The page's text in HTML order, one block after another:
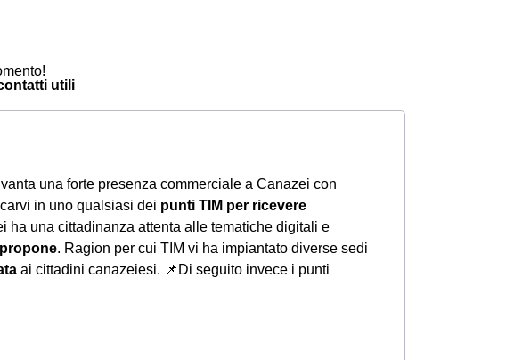
utili
vanta una forte presenza commerciale a Canazei con
in uno qualsiasi dei punti TIM per ricevere
ha una cittadinanza attenta alle tematiche digitali e
. Ragion per cui TIM vi ha impiantato diverse sedi
ai cittadini canazeiesi. 📌Di seguito invece i punti